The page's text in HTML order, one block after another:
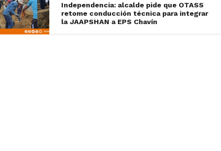
Independencia: alcalde pide que OTASS
retome conducción técnica para integrar
la JAAPSHAN a EPS Chavín